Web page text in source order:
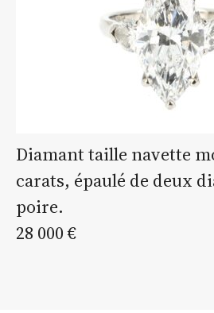
Diamant taille navette
carats, épaulé de deux
poire.
28 000 €